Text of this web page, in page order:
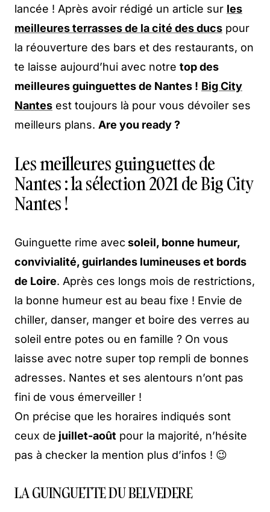
lancée ! Après avoir rédigé un article sur les
meilleures terrasses de la cité des ducs pour
la réouverture des bars et des restaurants, on
te laisse aujourd’hui avec notre top des
meilleures guinguettes de Nantes ! Big City
Nantes est toujours là pour vous dévoiler ses
meilleurs plans. Are you ready ?
Les meilleures guinguettes de
Nantes : la sélection 2021 de Big City
Nantes !
Guinguette rime avecsoleil, bonne humeur,
convivialité, guirlandes lumineuses et bords
de Loire. Après ces longs mois de restrictions,
la bonne humeur est au beau fixe ! Envie de
chiller, danser, manger et boire des verres au
soleil entre potes ou en famille ? On vous
laisse avec notre super top rempli de bonnes
adresses. Nantes et ses alentours n’ont pas
fini de vous émerveiller !
On précise que les horaires indiqués sont
ceux de juillet-août pour la majorité, n’hésite
pas à checker la mention plus d’infos ! 😉
LA GUINGUETTE DU BELVEDERE